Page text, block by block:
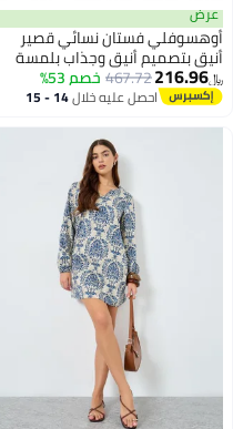
عرض
أوهسوفلي فستان نسائي قصير
أنيق بتصميم أنيق وجذاب بلمسة
عصرية وجودة عالية مثالي للإطلالات
الكاجوال والمناسبات الاجتماعية
﷼‏216.96
467.72خصم 53%
احصل عليه خلال 14 - 15